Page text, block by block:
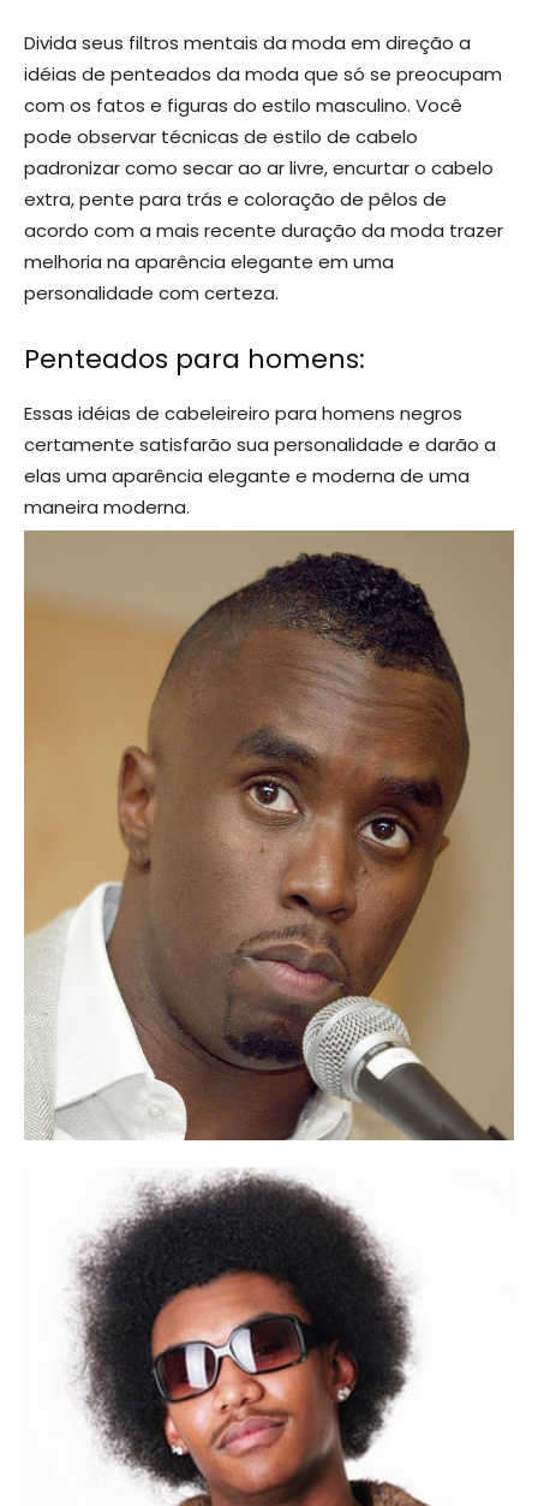
Divida seus filtros mentais da moda em direção a
idéias de penteados da moda que só se preocupam
com os fatos e figuras do estilo masculino. Você
pode observar técnicas de estilo de cabelo
padronizar como secar ao ar livre, encurtar o cabelo
extra, pente para trás e coloração de pêlos de
acordo com a mais recente duração da moda trazer
melhoria na aparência elegante em uma
personalidade com certeza.
Penteados para homens:
Essas idéias de cabeleireiro para homens negros
certamente satisfarão sua personalidade e darão a
elas uma aparência elegante e moderna de uma
maneira moderna.